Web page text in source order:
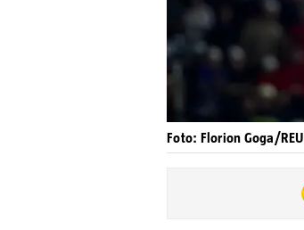
Foto: Florion Goga/